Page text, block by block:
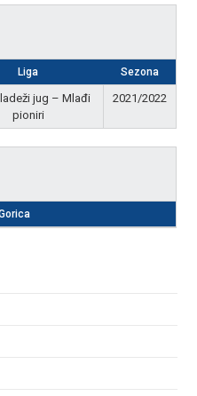
Liga Sezona
jug – Mlađi
pioniri
2021/2022